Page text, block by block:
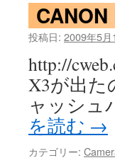
投稿日: 2009年5月
http://
X3が出た
ャッシュ
を読む →
カテゴリー: